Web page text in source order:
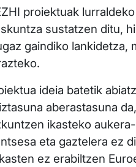
proiektuak
sustatzen ditu,
gaindiko lankidetza,
ideia batetik
aberastasuna
ikasteko
eta gaztelera ez
ez erabiltzen